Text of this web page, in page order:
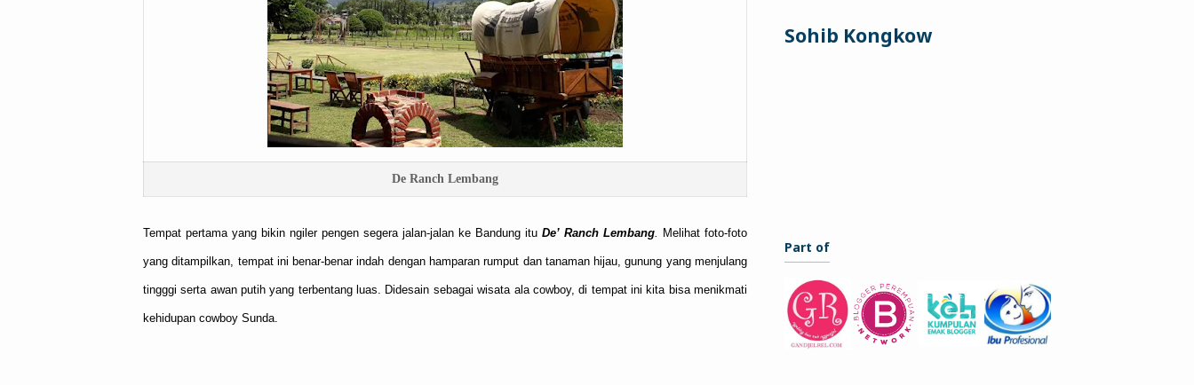
De Ranch Lembang
Tempat pertama yang bikin ngiler pengen segera jalan-jalan ke Bandung itu De’ Ranch Lembang. Melihat foto-foto
yang ditampilkan, tempat ini benar-benar indah dengan hamparan rumput dan tanaman hijau, gunung yang menjulang
tingggi serta awan putih yang terbentang luas. Didesain sebagai wisata ala cowboy, di tempat ini kita bisa menikmati
kehidupan cowboy Sunda.
Sohib Kongkow
Part of